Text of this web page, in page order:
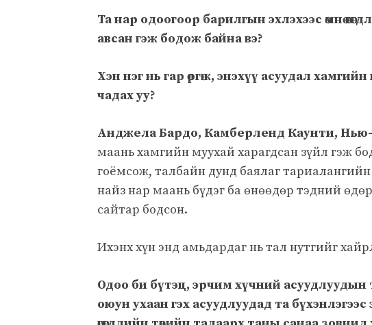
Та нар одоогоор барилгын эхлэхээс өмнө
авсан гэж бодож байна вэ?
Хэн нэг нь гар өргөж, энэхүү асуудал
чадах уу?
Анджела Бардо, Камберленд Каунти,
маань хамгийн муухай харагдсан зүйл гэж
гоёмсож, талбайн дунд баялаг тариалангийн
найз нар маань бүдэг ба өнөөдөр тэдний
сайтар бодсон.
Ихэнх хүн энд амьдардаг нь тал нутгийг
Одоо би бүтэц, эрчим хүчний асуудлуудын
оюун ухаан гэх асуудлуудад та